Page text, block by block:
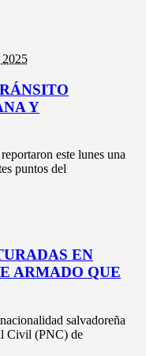
2025
Y
este lunes una
puntos del
EN
ARMADO QUE
salvadoreña
Civil (PNC) de